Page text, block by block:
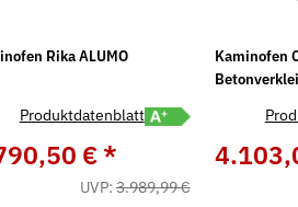
öffnen
Rika ALUMO
ProduktdatenblattEnergielabel A+
€ *
UVP:3.989,99 €
Kaminofen